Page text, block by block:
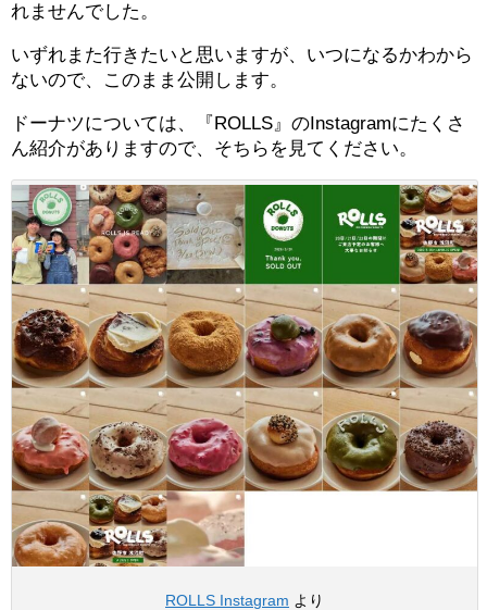
れませんでした。
いずれまた行きたいと思いますが、いつになるかわから
ないので、このまま公開します。
ドーナツについては、『ROLLS』のInstagramにたくさ
ん紹介がありますので、そちらを見てください。
ROLLS Instagram より